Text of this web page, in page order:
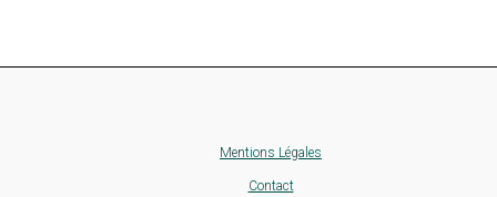
Mentions Légales
Contact